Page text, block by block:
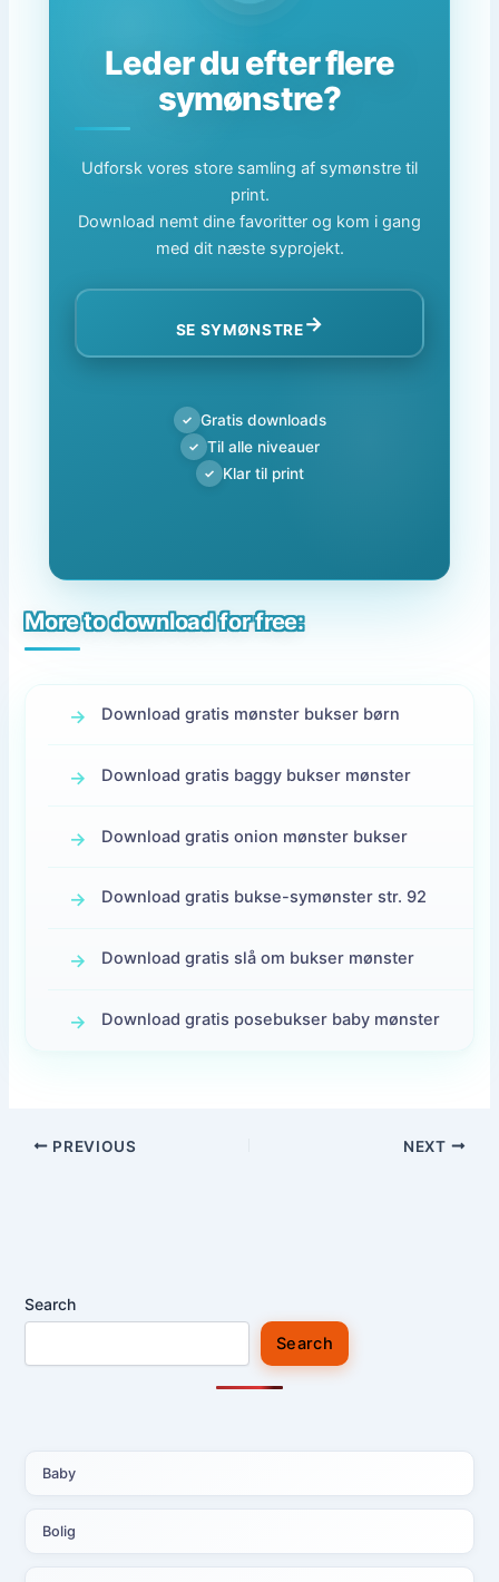
Leder du efter flere
symønstre?
Udforsk vores store samling af symønstre til
print.
Download nemt dine favoritter og kom i gang
med dit næste syprojekt.
SE SYMØNSTRE→
✓ Gratis downloads
✓ Til alle niveauer
✓ Klar til print
More to download for free:
Download gratis mønster bukser børn
Download gratis baggy bukser mønster
Download gratis onion mønster bukser
Download gratis bukse-symønster str. 92
Download gratis slå om bukser mønster
Download gratis posebukser baby mønster
PREVIOUS NEXT
Search
Search
Baby
Bolig